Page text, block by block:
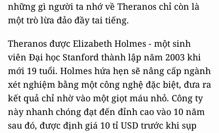
những gì người ta nhớ về Theranos chỉ còn là
một trò lừa đảo đầy tai tiếng.
Theranos được Elizabeth Holmes - một sinh
viên Đại học Stanford thành lập năm 2003 khi
mới 19 tuổi. Holmes hứa hẹn sẽ nâng cấp ngành
xét nghiệm bằng một công nghệ đặc biệt, đưa ra
kết quả chỉ nhờ vào một giọt máu nhỏ. Công ty
này nhanh chóng đạt đến đỉnh cao vào 10 năm
sau đó, được định giá 10 tỉ USD trước khi sụp